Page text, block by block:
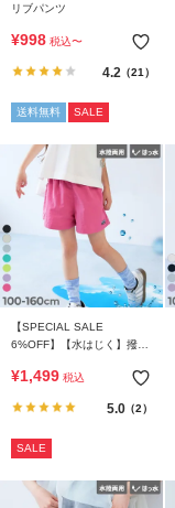
ガ
ド・
ル
デ
に
つ
て
お
い
リブパンツ
¥998 税込〜
4.2（21）
送料無料 SALE
【SPECIAL SALE
6%OFF】【水はじく】撥水
パンツ(水陸両用)
¥1,499 税込
5.0（2）
SALE